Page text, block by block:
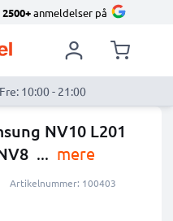
2500+anmeldelser på
10:00 - 21:00
NV10 L201
... mere
Artikelnummer: 100403